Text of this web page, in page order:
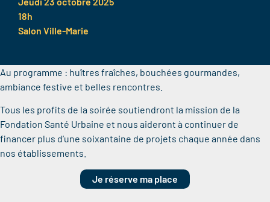
18h
Salon Ville-Marie
Au programme : huîtres fraîches, bouchées gourmandes,
ambiance festive et belles rencontres.
Tous les profits de la soirée soutiendront la mission de la
Fondation Santé Urbaine et nous aideront à continuer de
financer plus d’une soixantaine de projets chaque année dans
nos établissements.
Je réserve ma place